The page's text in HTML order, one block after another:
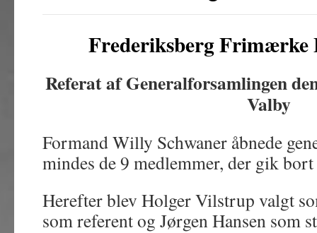
Frederiksberg Frimærke
Referat af Generalforsamlingen
Valby
Formand Willy Schwaner åbnede
mindes de 9 medlemmer, der gik
Herefter blev Holger Vilstrup valgt
som referent og Jørgen Hansen som